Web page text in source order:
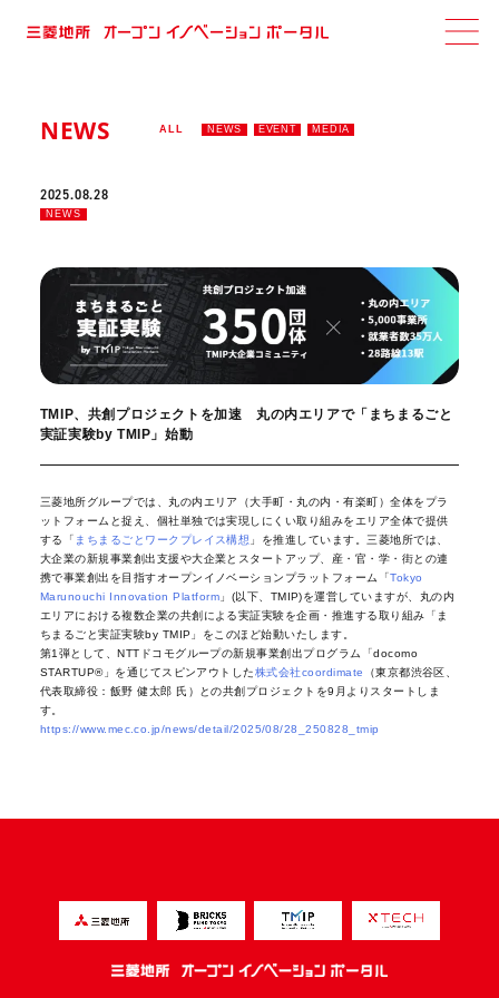
NEWS ALL NEWS EVENT MEDIA
2025.08.28
NEWS
TMIP、共創プロジェクトを加速 丸の内エリアで「まちまるごと
実証実験by TMIP」始動
三菱地所グループでは、丸の内エリア（大手町・丸の内・有楽町）全体をプラ
ットフォームと捉え、個社単独では実現しにくい取り組みをエリア全体で提供
する「 まちまるごとワークプレイス構想 」を推進しています。三菱地所では、
大企業の新規事業創出支援や大企業とスタートアップ、産・官・学・街との連
携で事業創出を目指すオープンイノベーションプラットフォーム「Tokyo
Marunouchi Innovation Platform 」(以下、TMIP)を運営していますが、丸の内
エリアにおける複数企業の共創による実証実験を企画・推進する取り組み「ま
ちまるごと実証実験by TMIP」をこのほど始動いたします。
第1弾として、NTTドコモグループの新規事業創出プログラム「docomo
STARTUP®」を通じてスピンアウトした株式会社coordimate
（東京都渋谷区、
代表取締役：飯野 健太郎 氏）との共創プロジェクトを9月よりスタートしま
す。
https://www.mec.co.jp/news/detail/2025/08/28_250828_tmip